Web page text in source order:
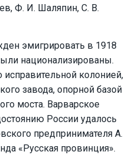
Ф. И. Шаляпин, С. В.
эмигрировать в 1918
национализированы.
колонией,
завода, опорной базой
моста. Варварское
России удалось
предпринимателя А.
«Русская провинция».